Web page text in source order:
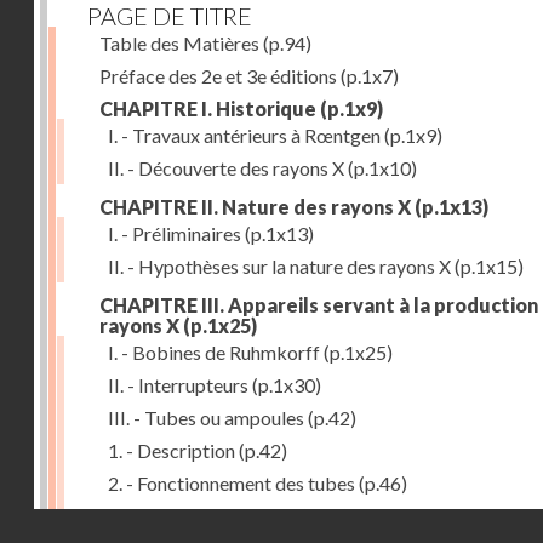
PAGE DE TITRE
Table des Matières (p.94)
Préface des 2e et 3e éditions (p.1x7)
CHAPITRE I. Historique (p.1x9)
I. - Travaux antérieurs à Rœntgen(p.1x9)
II. - Découverte des rayons X(p.1x10)
CHAPITRE II. Nature des rayons X (p.1x13)
I. - Préliminaires (p.1x13)
II. - Hypothèses sur la nature des rayons X(p.1x15)
CHAPITRE III. Appareils servant à la production
rayons X (p.1x25)
I. - Bobines de Ruhmkorff(p.1x25)
II. - Interrupteurs (p.1x30)
III. - Tubes ou ampoules (p.42)
1. - Description(p.42)
2. - Fonctionnement des tubes (p.46)
IV. - Ecrans et supports(p.53)